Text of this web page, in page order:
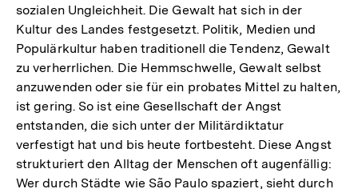
sozialen Ungleichheit. Die Gewalt hat sich in der
Kultur des Landes festgesetzt. Politik, Medien und
Populärkultur haben traditionell die Tendenz, Gewalt
zu verherrlichen. Die Hemmschwelle, Gewalt selbst
anzuwenden oder sie für ein probates Mittel zu halten,
ist gering. So ist eine Gesellschaft der Angst
entstanden, die sich unter der Militärdiktatur
verfestigt hat und bis heute fortbesteht. Diese Angst
strukturiert den Alltag der Menschen oft augenfällig:
Wer durch Städte wie São Paulo spaziert, sieht durch